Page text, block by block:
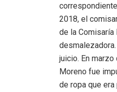
2018, el
de la Comisaría
juicio. En
Moreno fue
de ropa que